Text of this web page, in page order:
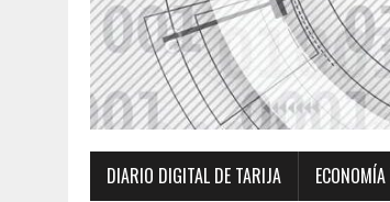
DIARIO DIGITAL DE TARIJA